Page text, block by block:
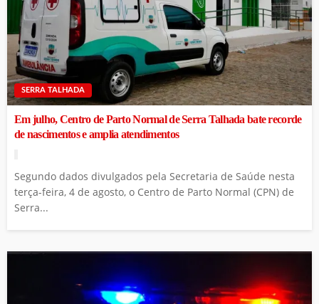
SERRA TALHADA
Em julho, Centro de Parto Normal de Serra Talhada bate recorde
de nascimentos e amplia atendimentos
Segundo dados divulgados pela Secretaria de Saúde nesta
terça-feira, 4 de agosto, o Centro de Parto Normal (CPN) de
Serra...